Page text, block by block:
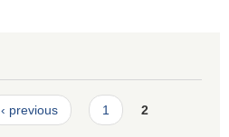
‹ previous 1 2